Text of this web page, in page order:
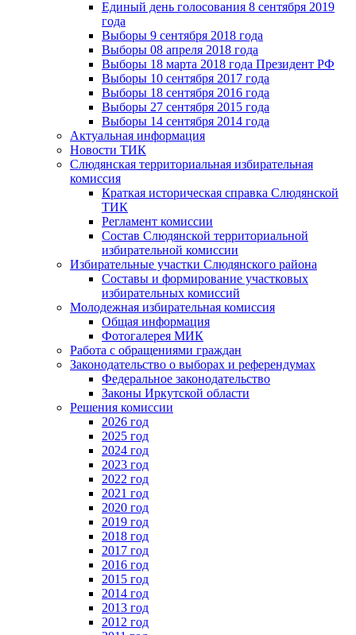
Единый день голосования 8 сентября 2019
года
Выборы 9 сентября 2018 года
Выборы 08 апреля 2018 года
Выборы 18 марта 2018 года Президент РФ
Выборы 10 сентября 2017 года
Выборы 18 сентября 2016 года
Выборы 27 сентября 2015 года
Выборы 14 сентября 2014 года
Актуальная информация
Новости ТИК
Слюдянская территориальная избирательная
комиссия
Краткая историческая справка Слюдянской
ТИК
Регламент комиссии
Состав Слюдянской территориальной
избирательной комиссии
Избирательные участки Слюдянского района
Составы и формирование участковых
избирательных комиссий
Молодежная избирательная комиссия
Общая информация
Фотогалерея МИК
Работа с обращениями граждан
Законодательство о выборах и референдумах
Федеральное законодательство
Законы Иркутской области
Решения комиссии
2026 год
2025 год
2024 год
2023 год
2022 год
2021 год
2020 год
2019 год
2018 год
2017 год
2016 год
2015 год
2014 год
2013 год
2012 год